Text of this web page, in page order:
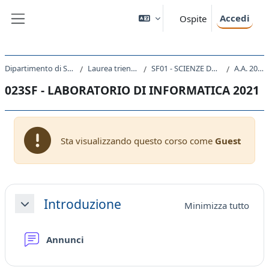
Ospite Accedi
Dipartimento di Studi Umanistici Laurea triennale (DM270) SF01 - SCIENZE DELL'EDUCAZIONE A.A. 2021 - 2022
023SF - LABORATORIO DI INFORMATICA 2021
Sta visualizzando questo corso come Guest
Schema della sezione
MinimizzaIntroduzione Minimizza tutto
Annunci